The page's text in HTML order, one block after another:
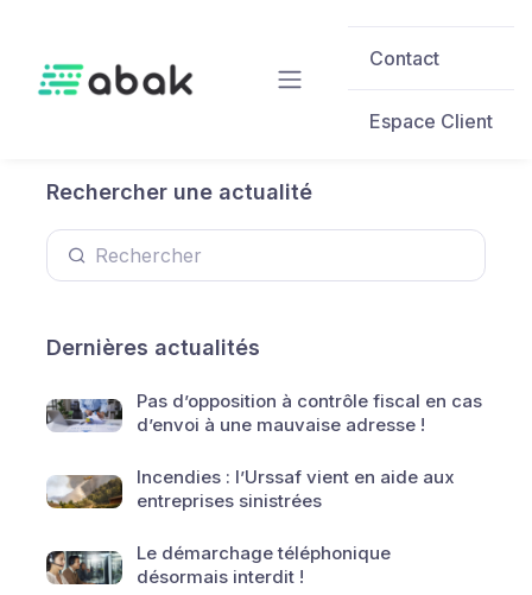
Contact
Espace Client
Rechercher une actualité
Dernières actualités
Pas d’opposition à contrôle fiscal en cas
d’envoi à une mauvaise adresse !
Incendies : l’Urssaf vient en aide aux
entreprises sinistrées
Le démarchage téléphonique
désormais interdit !